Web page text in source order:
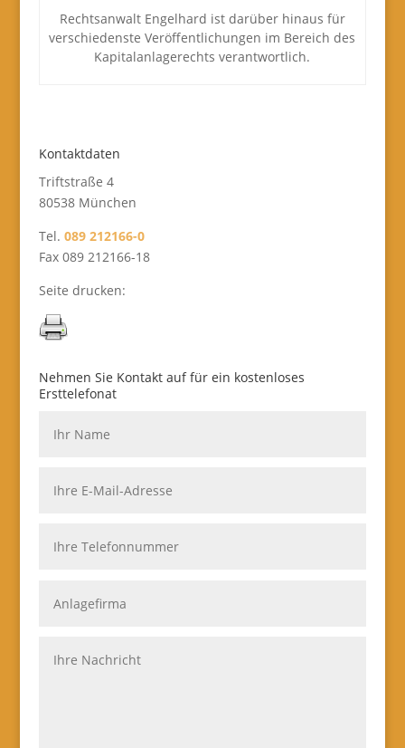
Rechtsanwalt Engelhard ist darüber hinaus für
verschiedenste Veröffentlichungen im Bereich des
Kapitalanlagerechts verantwortlich.
Kontaktdaten
Triftstraße 4
80538 München
Tel. 089 212166-0
Fax 089 212166-18
Seite drucken:
Nehmen Sie Kontakt auf für ein kostenloses
Ersttelefonat